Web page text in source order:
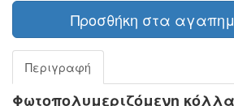
Προσθήκη στα
Περιγραφή
Φωτοπολυμεριζόμενη